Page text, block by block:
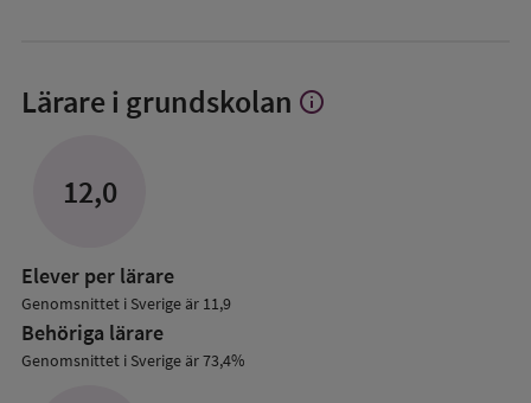
Lärare i grundskolan Visa
info
12,0
Elever per lärare
Genomsnittet i Sverige är 11,9
Behöriga lärare
Genomsnittet i Sverige är 73,4%